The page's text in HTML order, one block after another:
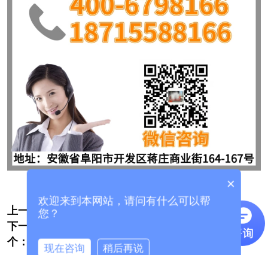
上一个: 搅拌车全自动洗车机哪里购买便宜[隆茂鑫
下一
个：
公交车大型自动洗车机价钱多少[隆茂鑫晟]
×
欢迎来到本网站，请问有什么可以帮
您？
现在咨询 稍后再说